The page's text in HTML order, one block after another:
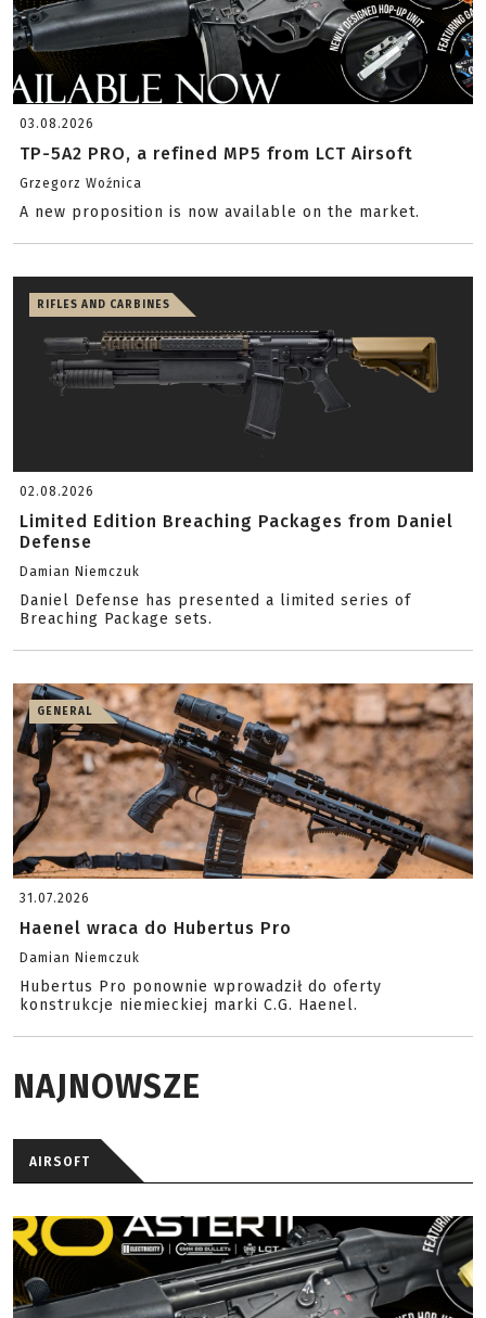
03.08.2026
TP-5A2 PRO, a refined MP5 from LCT Airsoft
Grzegorz Woźnica
A new proposition is now available on the market.
RIFLES AND CARBINES
02.08.2026
Limited Edition Breaching Packages from Daniel
Defense
Damian Niemczuk
Daniel Defense has presented a limited series of
Breaching Package sets.
GENERAL
31.07.2026
Haenel wraca do Hubertus Pro
Damian Niemczuk
Hubertus Pro ponownie wprowadził do oferty
konstrukcje niemieckiej marki C.G. Haenel.
NAJNOWSZE
AIRSOFT